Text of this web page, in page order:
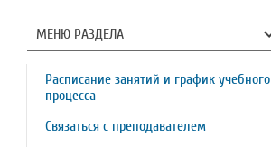
МЕНЮ РАЗДЕЛА
Расписание занятий и график учебного
процесса
Связаться с преподавателем